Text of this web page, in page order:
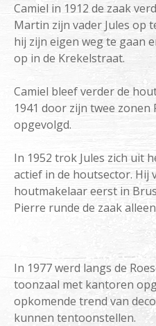
Camiel in 1912 de zaak
Martin zijn vader Jules op
hij zijn eigen weg te gaan
op in de Krekelstraat.
Camiel bleef verder de
1941 door zijn twee zonen
opgevolgd.
In 1952 trok Jules zich uit
actief in de houtsector. Hij
houtmakelaar eerst in
Pierre runde de zaak
In 1977 werd langs de
toonzaal met kantoren
opkomende trend van
kunnen tentoonstellen.